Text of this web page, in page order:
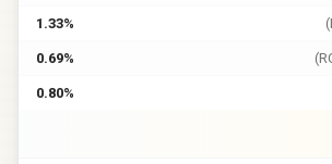
1.33%
0.69%
0.80%